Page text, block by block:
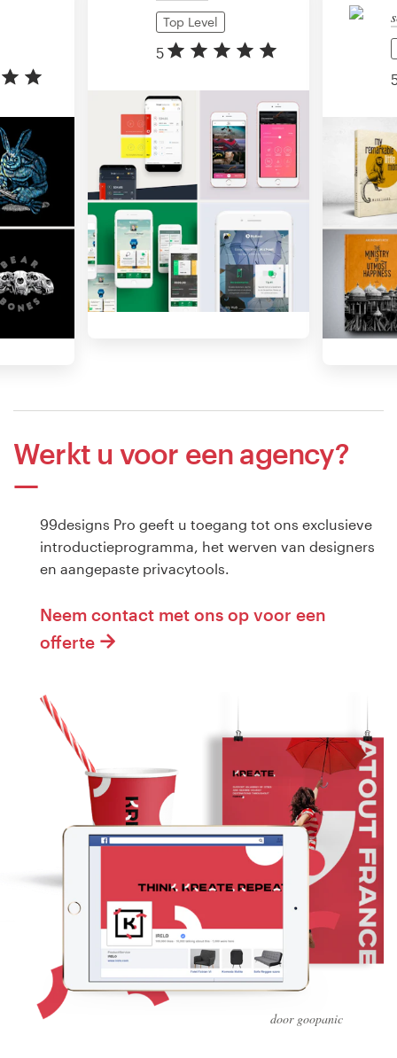
Top Level
5
door goopanic
Werkt u voor een agency?
99designs Pro geeft u toegang tot ons exclusieve
introductieprogramma, het werven van designers
en aangepaste privacytools.
Neem contact met ons op voor een
offerte